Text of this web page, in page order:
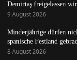
Demirtaş freigelassen
9 August 2026
Minderjährige dürfen
spanische Festland
8 August 2026